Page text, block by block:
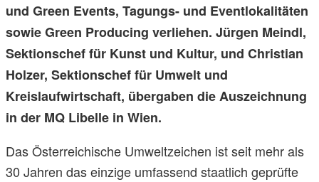
und Green Events, Tagungs- und Eventlokalitäten
sowie Green Producing verliehen. Jürgen Meindl,
Sektionschef für Kunst und Kultur, und Christian
Holzer, Sektionschef für Umwelt und
Kreislaufwirtschaft, übergaben die Auszeichnung
in der MQ Libelle in Wien.
Das Österreichische Umweltzeichen ist seit mehr als
30 Jahren das einzige umfassend staatlich geprüfte